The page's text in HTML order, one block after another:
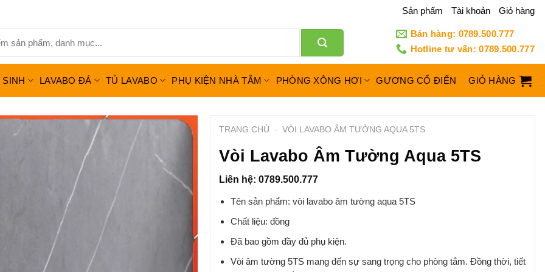
Sản phẩm Tài khoản Giỏ hàng
Bán hàng: 0789.500.777
Hotline tư vấn: 0789.500.777
SINH LAVABO ĐÁ TỦ LAVABO PHỤ KIỆN NHÀ TẮM PHÒNG XÔNG HƠI GƯƠNG CỔ ĐIỂN GIỎ HÀNG
TRANG CHỦ - VÒI LAVABO ÂM TƯỜNG AQUA 5TS
Vòi Lavabo Âm Tường Aqua 5TS
Liên hệ: 0789.500.777
Tên sản phẩm: vòi lavabo âm tường aqua 5TS
Chất liệu: đồng
Đã bao gồm đầy đủ phụ kiện.
Vòi âm tường 5TS mang đến sự sang trọng cho phòng tắm. Đồng thời, tiết